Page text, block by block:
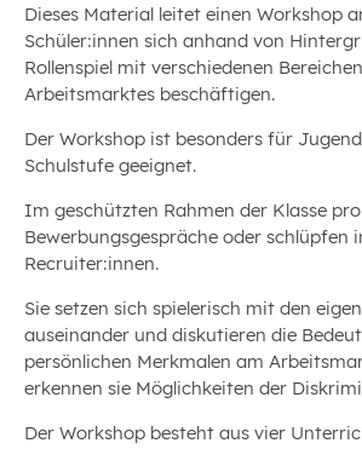
Dieses Material leitet einen Workshop
Schüler:innen sich anhand von
Rollenspiel mit verschiedenen
Arbeitsmarktes beschäftigen.
Der Workshop ist besonders für
Schulstufe geeignet.
Im geschützten Rahmen der Klasse
Bewerbungsgespräche oder schlüpfen
Recruiter:innen.
Sie setzen sich spielerisch mit den
auseinander und diskutieren die
persönlichen Merkmalen am
erkennen sie Möglichkeiten der
Der Workshop besteht aus vier